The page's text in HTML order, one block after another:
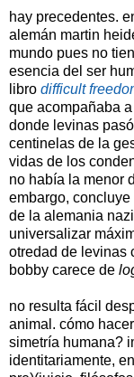
hay precedentes.
alemán martin
mundo pues no
esencia del ser
libro difficult
que acompañaba
donde levinas
centinelas de la
vidas de los
no había la menor
embargo,
de la alemania
universalizar
otredad de levinas
bobby carece de
no resulta fácil
animal. cómo
simetría humana?
identitariamente,